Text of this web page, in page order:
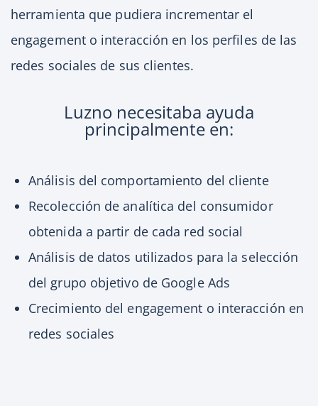
herramienta que pudiera incrementar el
engagement o interacción en los perfiles de las
redes sociales de sus clientes.
Luzno necesitaba ayuda
principalmente en:
Análisis del comportamiento del cliente
Recolección de analítica del consumidor
obtenida a partir de cada red social
Análisis de datos utilizados para la selección
del grupo objetivo de Google Ads
Crecimiento del engagement o interacción en
redes sociales